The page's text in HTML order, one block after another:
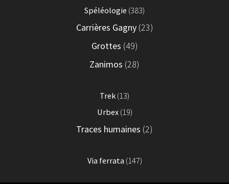
Spéléologie (383)
Carrières Gagny(23)
Grottes (49)
Zanimos (28)
Trek (13)
Urbex(19)
Traces humaines (2)
Via ferrata (147)